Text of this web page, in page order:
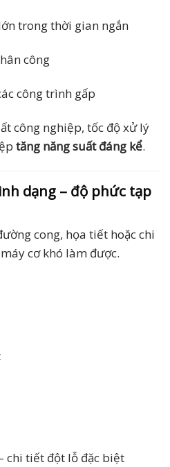
trong thời gian ngắn
công
công trình gấp
công nghiệp, tốc độ xử lý
tăng năng suất đáng kể.
dạng – độ phức tạp
cong, họa tiết hoặc chi
cơ khó làm được.
chi tiết đột lỗ đặc biệt